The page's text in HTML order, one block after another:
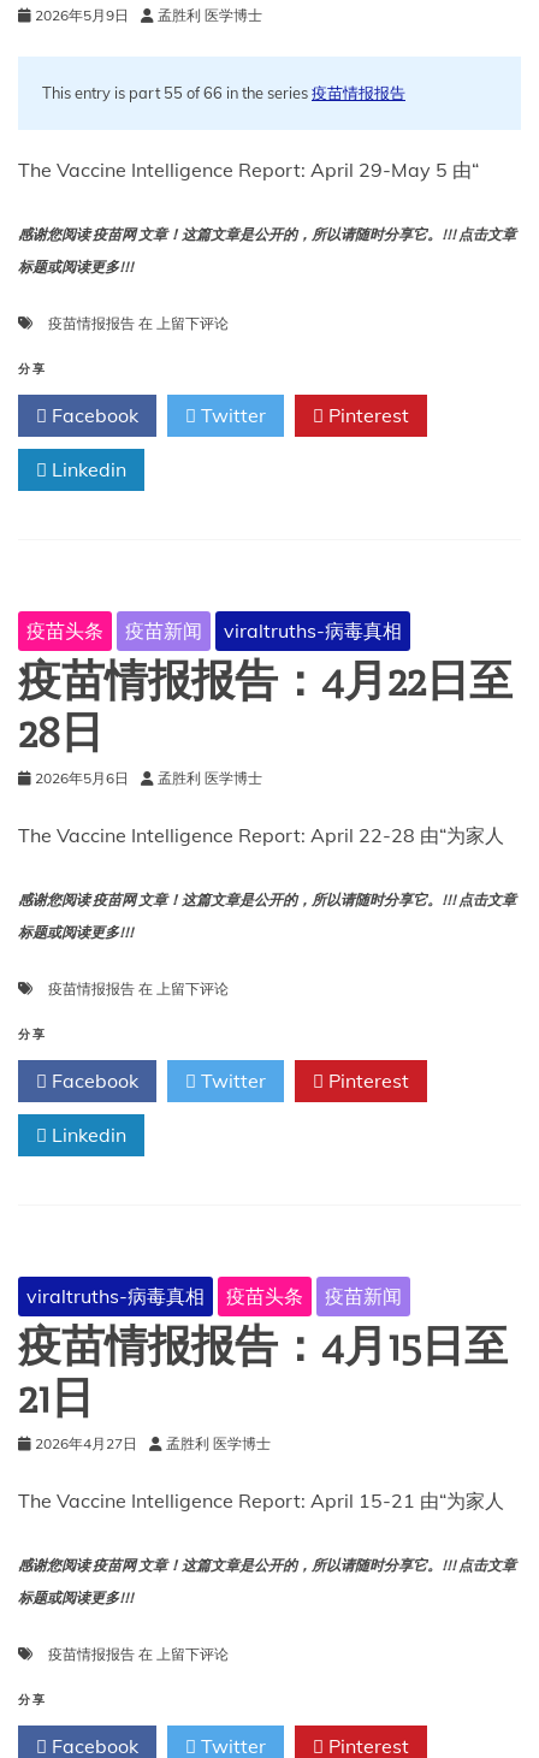
2026年5月9日 孟胜利 医学博士
This entry is part 55 of 66 in the series疫苗情报报告
The Vaccine Intelligence Report: April 29-May 5 由“
感谢您阅读 疫苗网 文章！这篇文章是公开的，所以请随时分享它。!!! 点击文章
标题或阅读更多!!!
疫苗情报报告 在 疫
报
告：
月
5
日
上留下评论
分享
Facebook Twitter Pinterest
Linkedin
疫苗头条 疫苗新闻 viraltruths-病毒真相
疫苗情报报告：4月22日至
28日
2026年5月6日 孟胜利 医学博士
The Vaccine Intelligence Report: April 22-28 由“为家人
感谢您阅读 疫苗网 文章！这篇文章是公开的，所以请随时分享它。!!! 点击文章
标题或阅读更多!!!
疫苗情报报告 在 疫
报
告：
日
上留下评论
分享
Facebook Twitter Pinterest
Linkedin
viraltruths-病毒真相 疫苗头条 疫苗新闻
疫苗情报报告：4月15日至
21日
2026年4月27日 孟胜利 医学博士
The Vaccine Intelligence Report: April 15-21 由“为家人
感谢您阅读 疫苗网 文章！这篇文章是公开的，所以请随时分享它。!!! 点击文章
标题或阅读更多!!!
疫苗情报报告 在 疫
报
上留下评论
分享
Facebook Twitter Pinterest